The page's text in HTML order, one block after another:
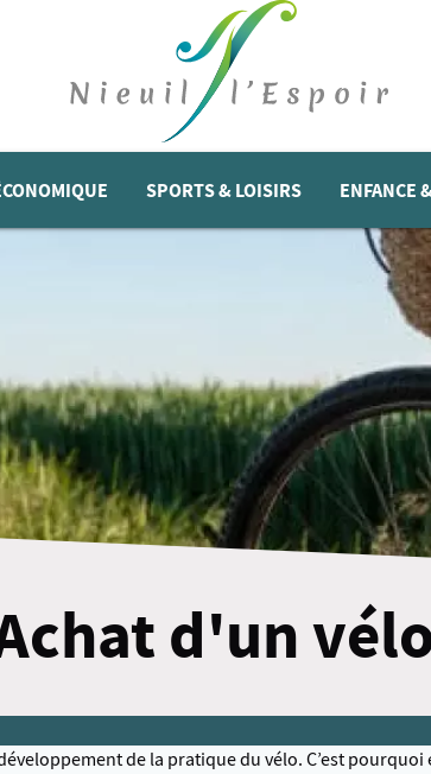
SPORTS & LOISIRS ENFANCE
d'un
de la pratique du vélo. C’est pourquoi